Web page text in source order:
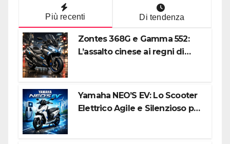
Più recenti Di tendenza
Zontes 368G e Gamma 552:
L’assalto cinese ai regni di
Yamaha NEO’S EV: Lo Scooter
Elettrico Agile e Silenzioso per